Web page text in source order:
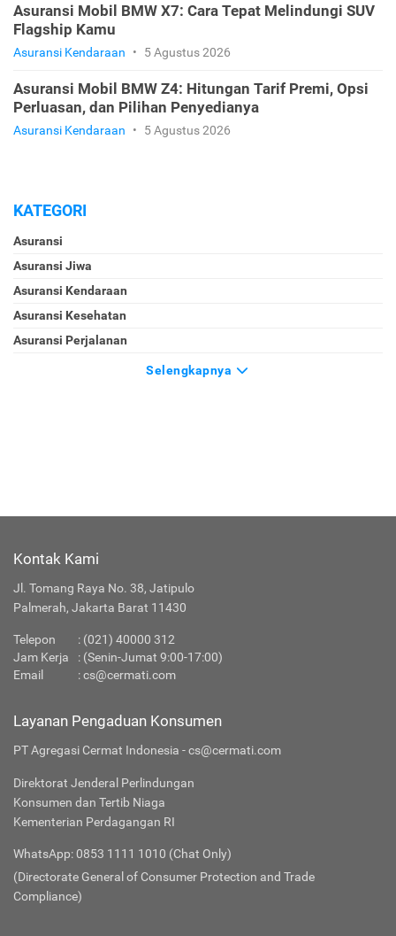
Asuransi Mobil BMW X7: Cara Tepat Melindungi SUV
Flagship Kamu
Asuransi Kendaraan • 5 Agustus 2026
Asuransi Mobil BMW Z4: Hitungan Tarif Premi, Opsi
Perluasan, dan Pilihan Penyedianya
Asuransi Kendaraan • 5 Agustus 2026
KATEGORI
Asuransi
Asuransi Jiwa
Asuransi Kendaraan
Asuransi Kesehatan
Asuransi Perjalanan
Selengkapnya
Kontak Kami
Jl. Tomang Raya No. 38, Jatipulo
Palmerah, Jakarta Barat 11430
Telepon : (021) 40000 312
Jam Kerja
: (Senin-Jumat 9:00-17:00)
Email
:cs@cermati.com
Layanan Pengaduan Konsumen
PT Agregasi Cermat Indonesia - cs@cermati.com
Direktorat Jenderal Perlindungan
Konsumen dan Tertib Niaga
Kementerian Perdagangan RI
WhatsApp: 0853 1111 1010 (Chat Only)
(Directorate General of Consumer Protection and Trade
Compliance)